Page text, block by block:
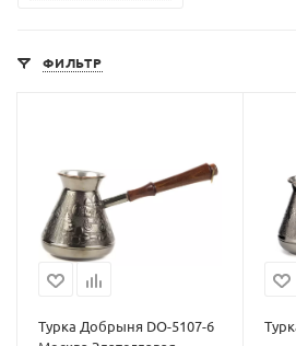
ФИЛЬТР
Турка Добрыня DO-5107-6